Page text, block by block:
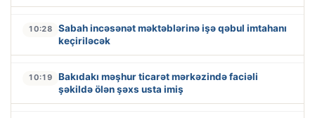
10:28
Sabah incəsənət məktəblərinə işə qəbul imtahanı
keçiriləcək
10:19
Bakıdakı məşhur ticarət mərkəzində faciəli
şəkildə ölən şəxs usta imiş